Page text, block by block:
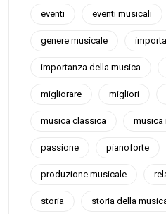
eventi eventi musicali
genere musicale
importanza della musica
migliorare migliori
musica classica musica
passione pianoforte
produzione musicale
storia storia della